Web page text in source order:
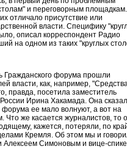
и переговорным
отличало присутствие или
власти. Специфику
описал корреспондент Радио
на одном из таких "круглых
Гражданского форума прошли
власти, как, например, "Средства
правда, посетила заместитель
Ирина Хакамада. Она
ее мало волнуют, а вот на
Что же касается журналистов, то
кажется, потеряли, по
Кремля. Об этом мы и
Алексеем Симоновым и вице-